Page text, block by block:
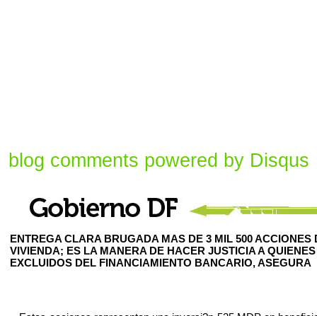
blog comments powered by Disqus
ENTREGA CLARA BRUGADA MAS DE 3 MIL 500 ACCIONES
VIVIENDA; ES LA MANERA DE HACER JUSTICIA A
EXCLUIDOS DEL FINANCIAMIENTO BANCARIO, ASEGURA